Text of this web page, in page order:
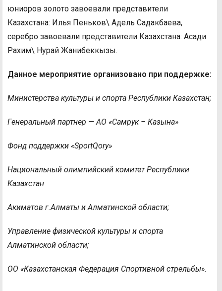
юниоров золото завоевали представители
Казахстана: Илья Пеньков\ Адель Садакбаева,
серебро завоевали представители Казахстана: Асади
Рахим\ Нурай Жанибеккызы.
Данное мероприятие организовано при поддержке:
Министерства культуры и спорта Республики Казахстан;
Генеральный партнер — АО «Самрук – Казына»
Фонд поддержки «SportQory»
Национальный олимпийский комитет Республики
Казахстан
Акиматов г.Алматы и Алматинской области;
Управление физической культуры и спорта
Алматинской области;
ОО «Казахстанская Федерация Спортивной стрельбы».